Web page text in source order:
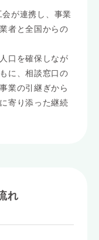
が連携し、事業
者と全国からの
口を確保しなが
に、相談窓口の
業の引継ぎから
寄り添った継続
れ